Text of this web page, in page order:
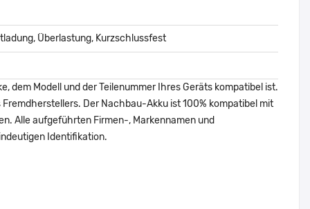
Überlastung, Kurzschlussfest
dem Modell und der Teilenummer Ihres Geräts kompatibel ist.
Der Nachbau-Akku ist 100% kompatibel mit
Alle aufgeführten Firmen-, Markennamen und
Identifikation.